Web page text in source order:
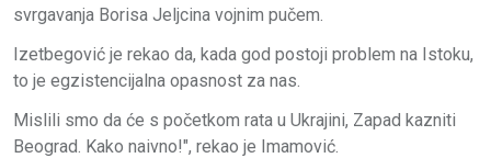
svrgavanja Borisa Jeljcina vojnim pučem.
Izetbegović je rekao da, kada god postoji problem na Istoku,
to je egzistencijalna opasnost za nas.
Mislili smo da će s početkom rata u Ukrajini, Zapad kazniti
Beograd. Kako naivno!", rekao je Imamović.